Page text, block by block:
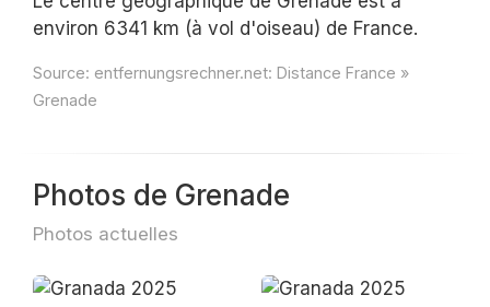
environ 6341 km (à vol d'oiseau) de France.
Source: entfernungsrechner.net: Distance France »
Grenade
Photos de Grenade
Photos actuelles